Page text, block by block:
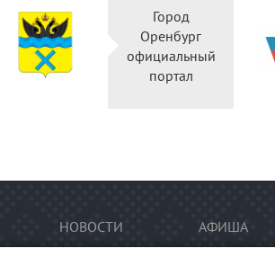
Город
Оренбург
официальный
портал
НОВОСТИ АФИША